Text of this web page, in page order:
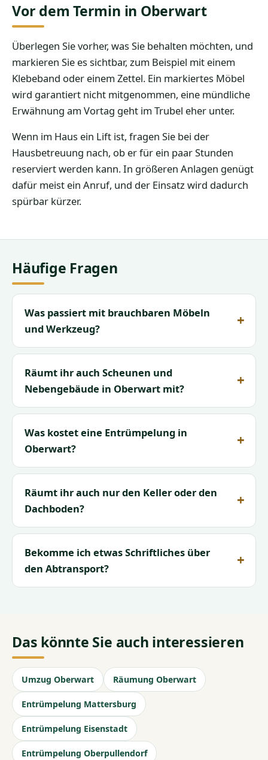
Vor dem Termin in Oberwart
Überlegen Sie vorher, was Sie behalten möchten, und
markieren Sie es sichtbar, zum Beispiel mit einem
Klebeband oder einem Zettel. Ein markiertes Möbel
wird garantiert nicht mitgenommen, eine mündliche
Erwähnung am Vortag geht im Trubel eher unter.
Wenn im Haus ein Lift ist, fragen Sie bei der
Hausbetreuung nach, ob er für ein paar Stunden
reserviert werden kann. In größeren Anlagen genügt
dafür meist ein Anruf, und der Einsatz wird dadurch
spürbar kürzer.
Häufige Fragen
Was passiert mit brauchbaren Möbeln
und Werkzeug?
Räumt ihr auch Scheunen und
Nebengebäude in Oberwart mit?
Was kostet eine Entrümpelung in
Oberwart?
Räumt ihr auch nur den Keller oder den
Dachboden?
Bekomme ich etwas Schriftliches über
den Abtransport?
Das könnte Sie auch interessieren
Umzug Oberwart Räumung Oberwart
Entrümpelung Mattersburg
Entrümpelung Eisenstadt
Entrümpelung Oberpullendorf